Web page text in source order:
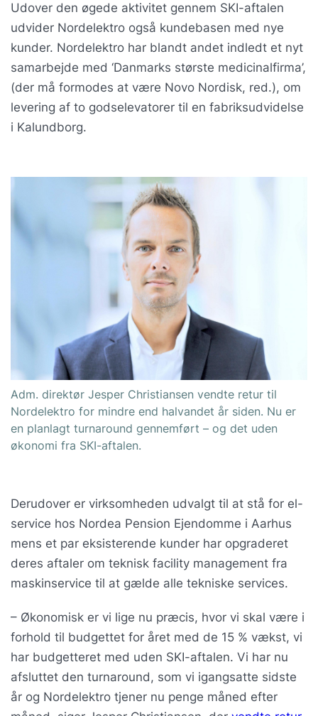
Udover den øgede aktivitet gennem SKI-aftalen
udvider Nordelektro også kundebasen med nye
kunder. Nordelektro har blandt andet indledt et nyt
samarbejde med ‘Danmarks største medicinalfirma’,
(der må formodes at være Novo Nordisk, red.), om
levering af to godselevatorer til en fabriksudvidelse
i Kalundborg.
Adm. direktør Jesper Christiansen vendte retur til
Nordelektro for mindre end halvandet år siden. Nu er
en planlagt turnaround gennemført – og det uden
økonomi fra SKI-aftalen.
Derudover er virksomheden udvalgt til at stå for el-
service hos Nordea Pension Ejendomme i Aarhus
mens et par eksisterende kunder har opgraderet
deres aftaler om teknisk facility management fra
maskinservice til at gælde alle tekniske services.
– Økonomisk er vi lige nu præcis, hvor vi skal være i
forhold til budgettet for året med de 15 % vækst, vi
har budgetteret med uden SKI-aftalen. Vi har nu
afsluttet den turnaround, som vi igangsatte sidste
år og Nordelektro tjener nu penge måned efter